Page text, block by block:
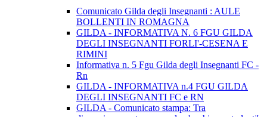
Comunicato Gilda degli Insegnanti : AULE
BOLLENTI IN ROMAGNA
GILDA - INFORMATIVA N. 6 FGU GILDA
DEGLI INSEGNANTI FORLI'-CESENA E
RIMINI
Informativa n. 5 Fgu Gilda degli Insegnanti FC -
Rn
GILDA - INFORMATIVA n.4 FGU GILDA
DEGLI INSEGNANTI FC e RN
GILDA - Comunicato stampa: Tra